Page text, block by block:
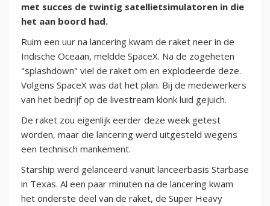
met succes de twintig satellietsimulatoren in die
het aan boord had.
Ruim een uur na lancering kwam de raket neer in de
Indische Oceaan, meldde SpaceX. Na de zogeheten
"splashdown" viel de raket om en explodeerde deze.
Volgens SpaceX was dat het plan. Bij de medewerkers
van het bedrijf op de livestream klonk luid gejuich.
De raket zou eigenlijk eerder deze week getest
worden, maar die lancering werd uitgesteld wegens
een technisch mankement.
Starship werd gelanceerd vanuit lanceerbasis Starbase
in Texas. Al een paar minuten na de lancering kwam
het onderste deel van de raket, de Super Heavy